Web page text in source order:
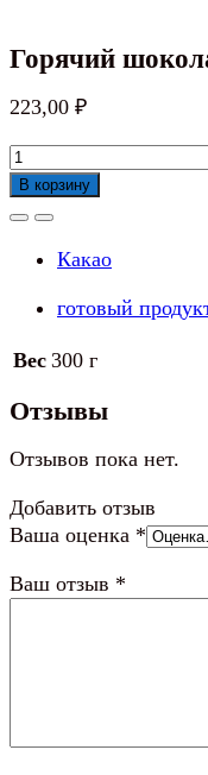
Горячий
223,00 ₽
Количество
товара
Горячий
Классический
В корзину
Какао
готовый
Вес 300 г
Отзывы
Отзывов пока нет.
Добавить отзыв
Ваша оценка *
Ваш отзыв *